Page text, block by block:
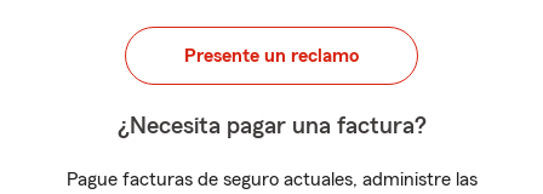
Presente un reclamo
¿Necesita pagar una factura?
Pague facturas de seguro actuales, administre las